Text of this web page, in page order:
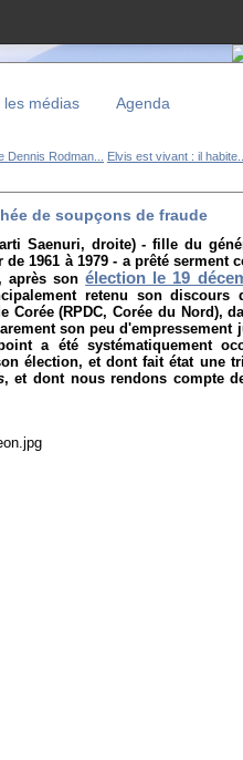
les médias Agenda
Rodman... Elvis est vivant : il
de soupçons de fraude
Saenuri, droite) - fille du
1961 à 1979 - a prêté serment
après sonélection le 19
retenu son discours
Corée (RPDC, Corée du Nord),
son peu d'empressement
a été systématiquement
élection, et dont fait état une
, et dont nous rendons compte